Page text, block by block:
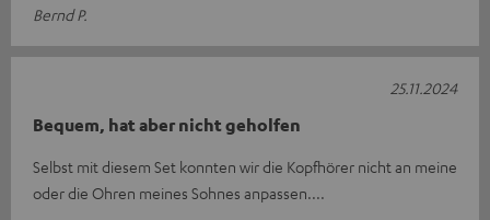
Bernd P.
Bequem, hat aber nicht geholfen
Selbst mit diesem Set konnten wir die Kopfhörer nicht an meine
oder die Ohren meines Sohnes anpassen....
25.11.2024